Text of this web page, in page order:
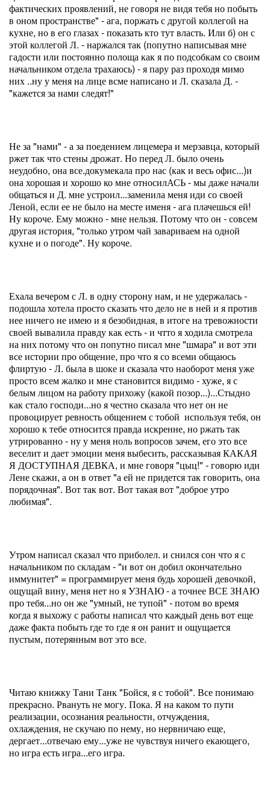
фактических проявлений, не говоря не видя тебя но побыть
в оном пространстве" - ага, поржать с другой коллегой на
кухне, но в его глазах - показать кто тут власть. Или б) он с
этой коллегой Л. - наржался так (попутно написывая мне
гадости или постоянно полоща как я по подсобкам со своим
начальником отдела трахаюсь) - я пару раз проходя мимо
них ..ну у меня на лице всме написано и Л. сказала Д. -
"кажется за нами следят!"
Не за "нами" - а за поедением лицемера и мерзавца, который
ржет так что стены дрожат. Но перед Л. было очень
неудобно, она все.докумекала про нас (как и весь офис...)и
она хорошая и хорошо ко мне относилАСЬ - мы даже начали
общаться и Д. мне устроил...заменила меня иди со своей
Леной, если ее не было на месте именя - ага плачешься ей!
Ну короче. Ему можно - мне нельзя. Потому что он - совсем
другая история, "только утром чай завариваем на одной
кухне и о погоде". Ну короче.
Ехала вечером с Л. в одну сторону нам, и не удержалась -
подошла хотела просто сказать что дело не в ней и я против
нее ничего не имею и я безобидная, в итоге на тревожности
своей вывалила правду как есть - и чтто я ходила смотрела
на них потому что он попутно писал мне "шмара" и вот эти
все истории про общение, про что я со всеми общаюсь
флиртую - Л. была в шоке и сказала что наоборот меня уже
просто всем жалко и мне становится видимо - хуже, я с
белым лицом на работу прихожу (какой позор...)...Стыдно
как стало господи...но я честно сказала что нет он не
провоцирует ревность общением с тобой используя тебя, он
хорошо к тебе относится правда искренне, но ржать так
утрированно - ну у меня ноль вопросов зачем, его это все
веселит и дает эмоции меня выбесить, рассказывая КАКАЯ
Я ДОСТУПНАЯ ДЕВКА, и мне говоря "цыц!" - говорю иди
Лене скажи, а он в ответ "а ей не придется так говорить, она
порядочная". Вот так вот. Вот такая вот "доброе утро
любимая".
Утром написал сказал что приболел. и снился сон что я с
начальником по складам - "и вот он добил окончательно
иммунитет" = программирует меня будь хорошей девочкой,
ощущай вину, меня нет но я УЗНАЮ - а точнее ВСЕ ЗНАЮ
про тебя...но он же "умный, не тупой" - потом во время
когда я выхожу с работы написал что каждый день вот еще
даже факта побыть где то где я он ранит и ощущается
пустым, потерянным вот это все.
Читаю книжку Тани Танк "Бойся, я с тобой". Все понимаю
прекрасно. Рвануть не могу. Пока. Я на каком то пути
реализации, осознания реальности, отчуждения,
охлаждения, не скучаю по нему, но нервничаю еще,
дергает...отвечаю ему...уже не чувствуя ничего екающего,
но игра есть игра...его игра.